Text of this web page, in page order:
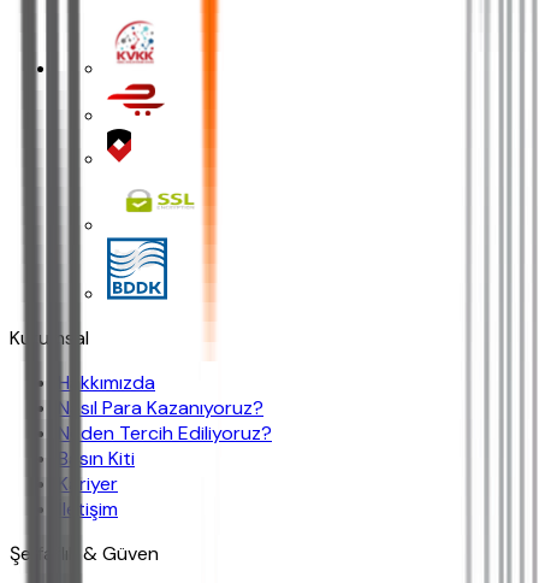
Kurumsal
Hakkımızda
Nasıl Para Kazanıyoruz?
Neden Tercih Ediliyoruz?
Basın Kiti
Kariyer
İletişim
Şeffaflık & Güven